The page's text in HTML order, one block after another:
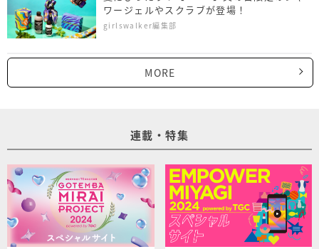
ワージェルやスクラブが登場！
girlswalker編集部
MORE
連載・特集